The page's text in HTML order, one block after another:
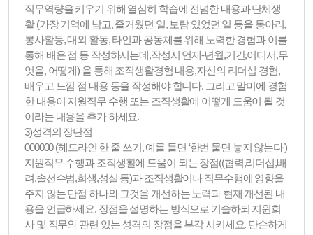
직무역량을 키우기 위해 열심히 학습에 전념한 내용과 단체생
활 (가장 기억에 남고, 즐거웠던 일, 보람 있었던 일 등을 동아리,
봉사활동, 대외 활동, 타인과 공동체를 위해 노력한 경험과 이를
통해 배운 점 등 작성하시는데,작성시 언제-년월,기간,어디서,무
엇을, 어떻게) 을 통해 조직생활경험 내용,자신의 리더십 경험,
배우고 느낌 점 내용 등을 작성해야 합니다. 그리고 말미에 경험
한 내용이 지원직무 수행 또는 조직생활에 어떻게 도움이 될 것
이라는 내용을 추가 하세요.
3)성격의 장단점
000000 (헤드라인 한 줄 쓰기, 예를 들면 ‘한번 물면 놓지 않는다’)
지원직무 수행과 조직생활에 도움이 되는 장점((협력,리더십,배
려,솔선수범,희생,성실 등)과 조직생활이나 직무수행에 영향을
주지 않는 단점 하나와 그것을 개선하는 노력과 현재 개선된 내
용을 언급하세요. 장점을 설명하는 방식으로 기술하되 지원회
사 및 직무와 관련 있는 성격의 장점을 부각 시키세요. 단순하게